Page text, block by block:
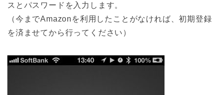
スとパスワードを入力します。
（今までAmazonを利用したことがなければ、初期登録
を済ませてから行ってください）